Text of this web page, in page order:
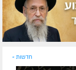
חדשות »